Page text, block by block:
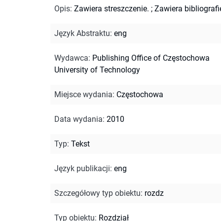
Opis: Zawiera streszczenie. ; Zawiera
Język Abstraktu: eng
Wydawca: Publishing Office of Częstochowa
University of Technology
Miejsce wydania: Częstochowa
Data wydania: 2010
Typ: Tekst
Język publikacji: eng
Szczegółowy typ obiektu: rozdz
Typ obiektu: Rozdział